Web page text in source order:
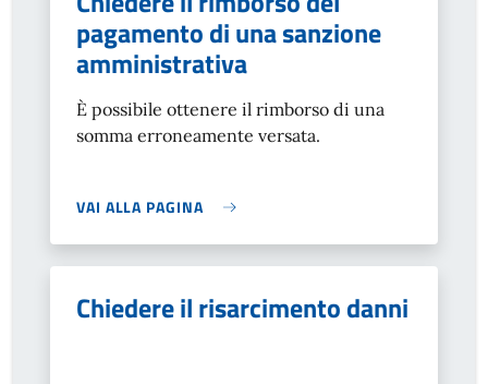
pagamento di una sanzione
amministrativa
È possibile ottenere il rimborso di una
somma erroneamente versata.
VAI ALLA PAGINA
Chiedere il risarcimento danni